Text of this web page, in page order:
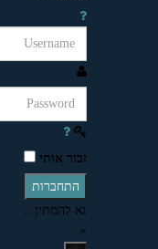
זכור אותי
התחברות
נא להמתין...
×